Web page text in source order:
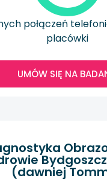
połączeń
placówki
UMÓW SIĘ NA
(dawniej